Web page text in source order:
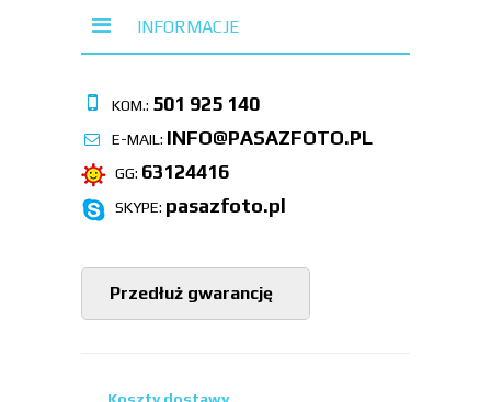
INFORMACJE
KOM.: 501 925 140
E-MAIL: INFO@PASAZFOTO.PL
GG: 63124416
SKYPE: pasazfoto.pl
Przedłuż gwarancję